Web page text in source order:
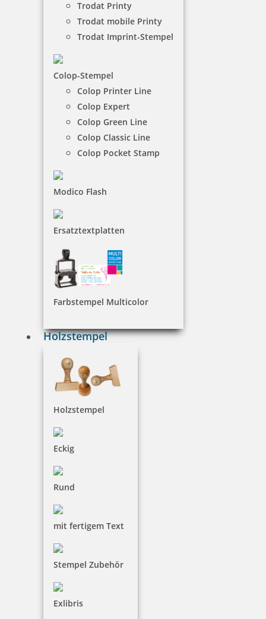
Trodat Printy
Trodat mobile Printy
Trodat Imprint-Stempel
Colop-Stempel
Colop Printer Line
Colop Expert
Colop Green Line
Colop Classic Line
Colop Pocket Stamp
Modico Flash
Ersatztextplatten
Farbstempel Multicolor
Holzstempel
Holzstempel
Eckig
Rund
mit fertigem Text
Stempel Zubehör
Exlibris
Aluminium. Gestalten Sie in wenigen Schritten Ihr
Schild für Ihre Kanzlei, Notariat, Firma oder Praxis.
€+
1 Artikel in der Kategorie
Namensschild Acryl mit Magnetbefestigung 70x25x2mm
15,80 €
Schilder zum selber Gestalten: Repräsentieren Sie
sich Ihren Kunden oder Besuchern mit einem edlen
und einprägsamen Schild aus Acryl oder Aluminium.
Kanzlei, Notariat, Firma oder Praxis.